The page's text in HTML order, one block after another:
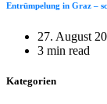
Entrümpelung in Graz –
27. August
3 min read
Kategorien